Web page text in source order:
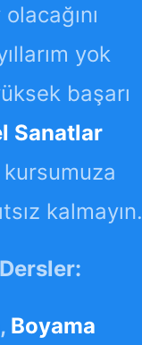
yok
başarı
Sanatlar
kalmayın.
, Boyama